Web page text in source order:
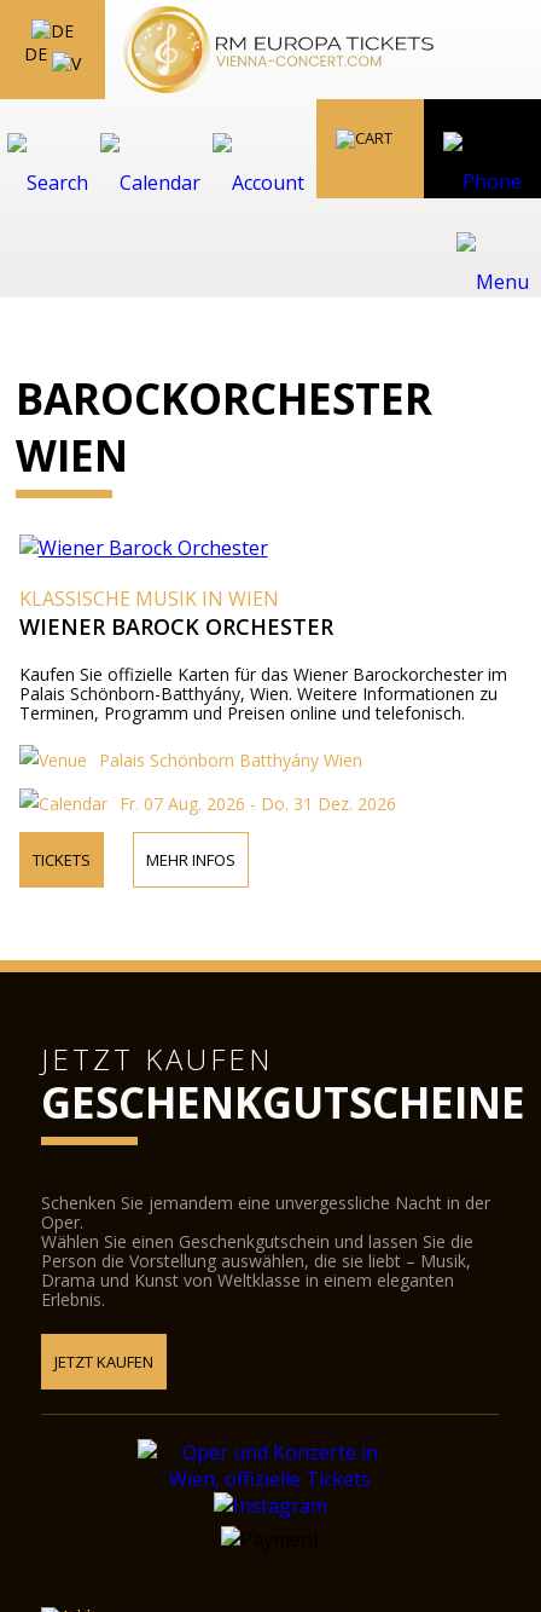
DE
BAROCKORCHESTER
WIEN
KLASSISCHE MUSIK IN WIEN
WIENER BAROCK ORCHESTER
Kaufen Sie offizielle Karten für das Wiener Barockorchester im
Palais Schönborn-Batthyány, Wien. Weitere Informationen zu
Terminen, Programm und Preisen online und telefonisch.
Palais Schönborn Batthyány Wien
Fr. 07 Aug. 2026 - Do. 31 Dez. 2026
TICKETS MEHR INFOS
JETZT KAUFEN
GESCHENKGUTSCHEINE
Schenken Sie jemandem eine unvergessliche Nacht in der
Oper.
Wählen Sie einen Geschenkgutschein und lassen Sie die
Person die Vorstellung auswählen, die sie liebt – Musik,
Drama und Kunst von Weltklasse in einem eleganten
Erlebnis.
JETZT KAUFEN